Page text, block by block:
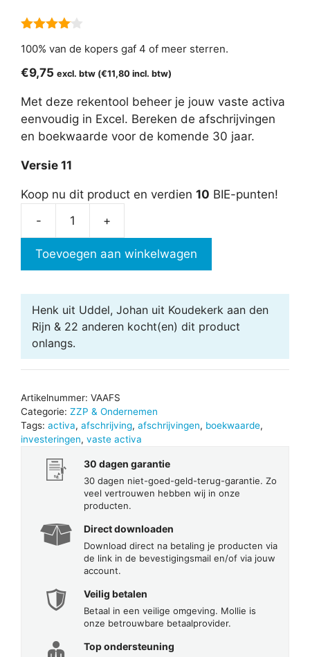
5
100% van de kopers gaf 4 of meer sterren.
€9,75 excl. btw (€11,80 incl. btw)
Met deze rekentool beheer je jouw vaste activa
eenvoudig in Excel. Bereken de afschrijvingen
en boekwaarde voor de komende 30 jaar.
Versie 11
Koop nu dit product en verdien 10 BIE-punten!
-
en
aantal
+
Toevoegen aan winkelwagen
Henk uit Uddel, Johan uit Koudekerk aan den
Rijn & 22 anderen kocht(en) dit product
onlangs.
Artikelnummer: VAAFS
Categorie: ZZP & Ondernemen
Tags: activa, afschrijving, afschrijvingen, boekwaarde,
investeringen, vaste activa
30 dagen garantie
30 dagen niet-goed-geld-terug-garantie. Zo
veel vertrouwen hebben wij in onze
producten.
Direct downloaden
Download direct na betaling je producten via
de link in de bevestigingsmail en/of via jouw
account.
Veilig betalen
Betaal in een veilige omgeving. Mollie is
onze betrouwbare betaalprovider.
Top ondersteuning